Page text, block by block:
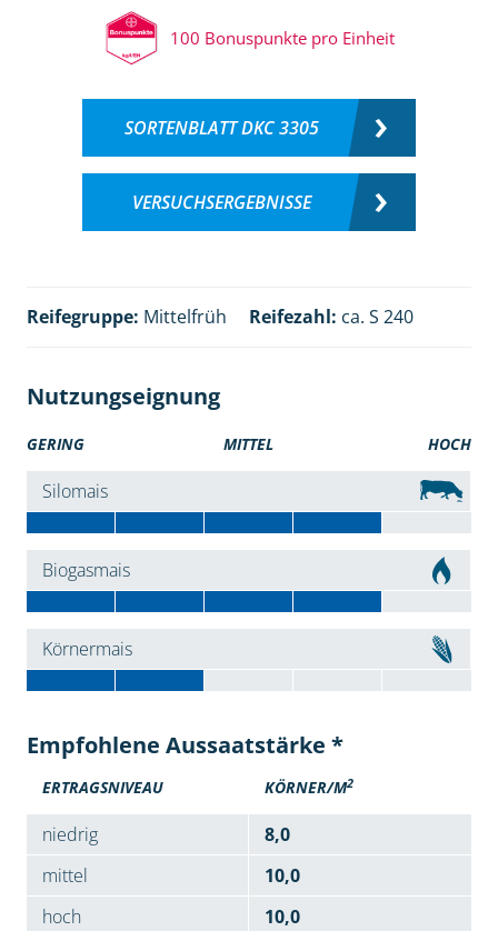
100 Bonuspunkte pro Einheit
SORTENBLATT DKC 3305
VERSUCHSERGEBNISSE
Reifegruppe: Mittelfrüh Reifezahl: ca. S 240
Nutzungseignung
GERING MITTEL HOCH
Silomais
Biogasmais
Körnermais
Empfohlene Aussaatstärke *
ERTRAGSNIVEAU KÖRNER/M2
niedrig
8,0
mittel
10,0
hoch
10,0